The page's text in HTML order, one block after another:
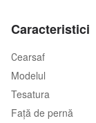
Caracteristici
Сearsaf
Modelul
Tesatura
Față de pernă